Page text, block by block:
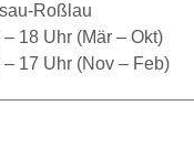
Roßlau
18 Uhr (Mär – Okt)
– 17 Uhr (Nov – Feb)